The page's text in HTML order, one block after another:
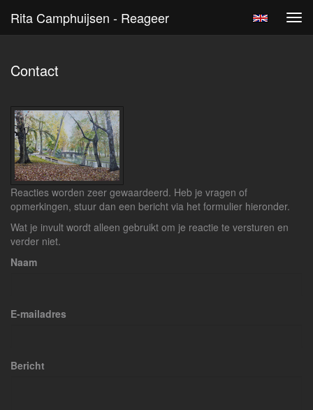
Rita Camphuijsen - Reageer
Contact
Reacties worden zeer gewaardeerd. Heb je vragen of
opmerkingen, stuur dan een bericht via het formulier hieronder.
Wat je invult wordt alleen gebruikt om je reactie te versturen en
verder niet.
Naam
E-mailadres
Bericht